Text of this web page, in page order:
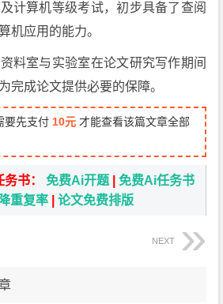
计算机等级考试，初步具备了查阅
机应用的能力。
料室与实验室在论文研究写作期间
完成论文提供必要的保障。
要先支付 10元 才能查看该篇文章全部
务书：免费Ai开题 |免费Ai任务书
重复率 |论文免费排版
NEXT